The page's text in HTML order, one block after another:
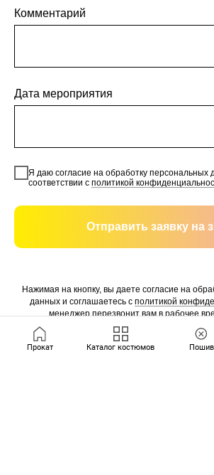
Прокат Каталог костюмов Пошив
Комментарий
Дата мероприятия
Я даю согласие на обработку персональных
соответствии с политикой
Отправить заявку на
Нажимая на кнопку, вы даете согласие на
данных и соглашаетесь c политикой
менеджер перезвонит вам в рабочее